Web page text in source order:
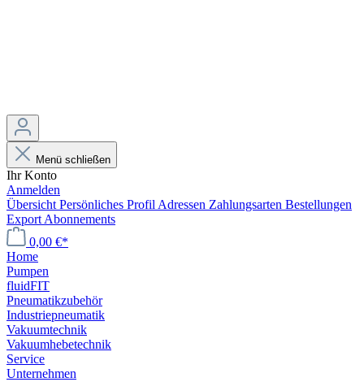
Menü schließen
Ihr Konto
Anmelden
Übersicht Persönliches Profil Adressen Zahlungsarten Bestellungen
Export Abonnements
0,00 €*
Home
Pumpen
fluidFIT
Pneumatikzubehör
Industriepneumatik
Vakuumtechnik
Vakuumhebetechnik
Service
Unternehmen